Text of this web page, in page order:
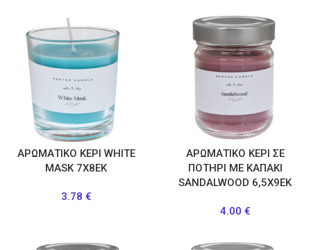
ΑΡΩΜΑΤΙΚΟ ΚΕΡΙ WHITE
MASK 7X8EK
3.78 €
ΑΡΩΜΑΤΙΚΟ ΚΕΡΙ ΣΕ
ΠΟΤΗΡΙ ΜΕ ΚΑΠΑΚΙ
SANDALWOOD 6,5X9EK
4.00 €